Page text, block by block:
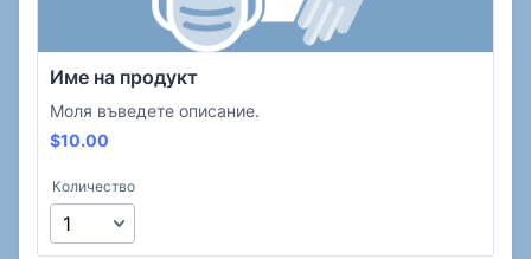
Име на продукт
Моля въведете описание.
$10.00
$10.00
Количество